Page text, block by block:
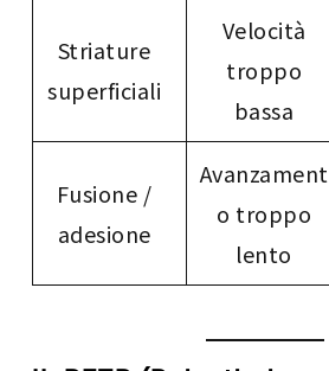
Striature
superficiali
Velocità
troppo
bassa
Fusione /
adesione
Avanzament
o troppo
lento